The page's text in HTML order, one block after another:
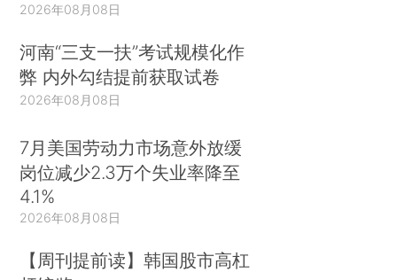
2026年08月08日
河南“三支一扶”考试规模化作
弊 内外勾结提前获取试卷
2026年08月08日
7月美国劳动力市场意外放缓
岗位减少2.3万个失业率降至
4.1%
2026年08月08日
【周刊提前读】韩国股市高杠